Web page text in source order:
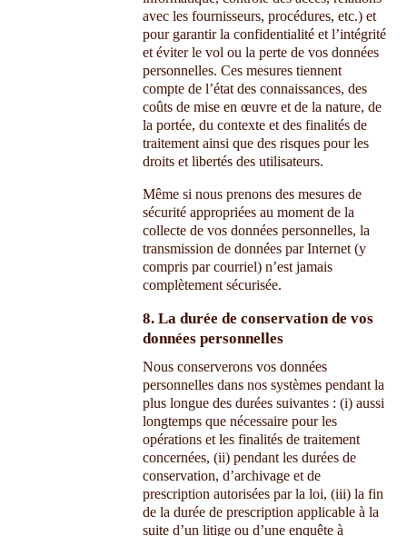
avec les fournisseurs, procédures, etc.) et
pour garantir la confidentialité et l’intégrité
et éviter le vol ou la perte de vos données
personnelles. Ces mesures tiennent
compte de l’état des connaissances, des
coûts de mise en œuvre et de la nature, de
la portée, du contexte et des finalités de
traitement ainsi que des risques pour les
droits et libertés des utilisateurs.
Même si nous prenons des mesures de
sécurité appropriées au moment de la
collecte de vos données personnelles, la
transmission de données par Internet (y
compris par courriel) n’est jamais
complètement sécurisée.
8. La durée de conservation de vos
données personnelles
Nous conserverons vos données
personnelles dans nos systèmes pendant la
plus longue des durées suivantes : (i) aussi
longtemps que nécessaire pour les
opérations et les finalités de traitement
concernées, (ii) pendant les durées de
conservation, d’archivage et de
prescription autorisées par la loi, (iii) la fin
de la durée de prescription applicable à la
suite d’un litige ou d’une enquête à